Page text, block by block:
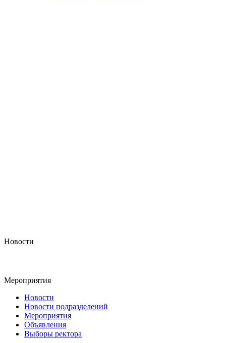
Новости
Мероприятия
Новости
Новости подразделений
Мероприятия
Объявления
Выборы ректора